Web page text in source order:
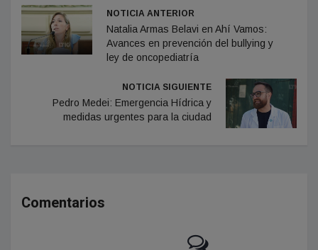
NOTICIA ANTERIOR
Natalia Armas Belavi en Ahí Vamos:
Avances en prevención del bullying y
ley de oncopediatría
NOTICIA SIGUIENTE
Pedro Medei: Emergencia Hídrica y
medidas urgentes para la ciudad
Comentarios